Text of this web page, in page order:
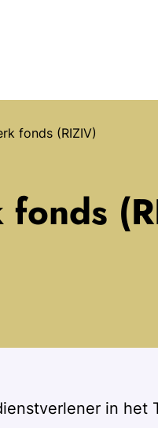
fonds (RIZIV)
in het